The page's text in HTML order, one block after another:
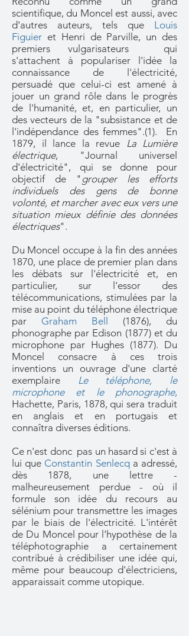
scientifique, du Moncel est aussi, avec
d'autres auteurs, tels que Louis
Figuier et Henri de Parville, un des
premiers vulgarisateurs qui
s'attachent à populariser l'idée la
connaissance de l'électricité,
persuadé que celui-ci est amené à
jouer un grand rôle dans le progrès
de l'humanité, et, en particulier, un
des vecteurs de la "subsistance et de
l'indépendance des femmes".(1). En
1879, il lance la revue La Lumière
électrique, "Journal universel
d'électricité", qui se donne pour
objectif de " grouper les efforts
individuels des gens de bonne
volonté, et marcher avec eux vers une
situation mieux définie des données
électriques".
Du Moncel occupe à la fin des années
1870, une place de premier plan dans
les débats sur l'électricité et, en
particulier, sur l'essor des
télécommunications, stimulées par la
mise au point du téléphone électrique
par Graham Bell (1876), du
phonographe par Edison (1877) et du
microphone par Hughes (1877). Du
Moncel consacre à ces trois
inventions un ouvrage d'une clarté
exemplaire Le téléphone, le
microphone et le phonographe,
Hachette, Paris, 1878, qui sera traduit
en anglais et en portugais et
connaîtra diverses éditions.
Ce n'est donc pas un hasard si c'est à
lui que Constantin Senlecqa adressé,
dès 1878, une lettre -
malheureusement perdue - où il
formule son idée du recours au
sélénium pour transmettre les images
par le biais de l'électricité. L'intérêt
de Du Moncel pour l'hypothèse de la
téléphotographie a certainement
contribué à crédibiliser une idée qui,
même pour beaucoup d'électriciens,
apparaissait comme utopique.